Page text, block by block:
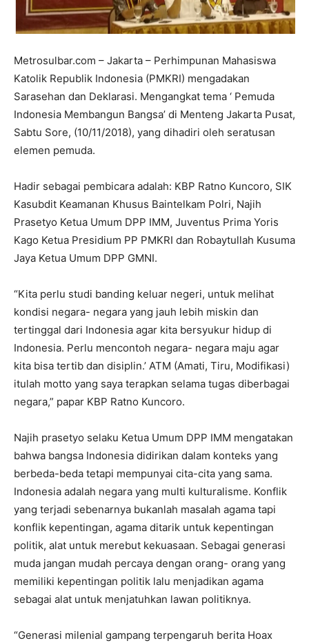
Metrosulbar.com – Jakarta – Perhimpunan Mahasiswa
Katolik Republik Indonesia (PMKRI) mengadakan
Sarasehan dan Deklarasi. Mengangkat tema ‘ Pemuda
Indonesia Membangun Bangsa’ di Menteng Jakarta Pusat,
Sabtu Sore, (10/11/2018), yang dihadiri oleh seratusan
elemen pemuda.
Hadir sebagai pembicara adalah: KBP Ratno Kuncoro, SIK
Kasubdit Keamanan Khusus Baintelkam Polri, Najih
Prasetyo Ketua Umum DPP IMM, Juventus Prima Yoris
Kago Ketua Presidium PP PMKRI dan Robaytullah Kusuma
Jaya Ketua Umum DPP GMNI.
“Kita perlu studi banding keluar negeri, untuk melihat
kondisi negara- negara yang jauh lebih miskin dan
tertinggal dari Indonesia agar kita bersyukur hidup di
Indonesia. Perlu mencontoh negara- negara maju agar
kita bisa tertib dan disiplin.’ ATM (Amati, Tiru, Modifikasi)
itulah motto yang saya terapkan selama tugas diberbagai
negara,” papar KBP Ratno Kuncoro.
Najih prasetyo selaku Ketua Umum DPP IMM mengatakan
bahwa bangsa Indonesia didirikan dalam konteks yang
berbeda-beda tetapi mempunyai cita-cita yang sama.
Indonesia adalah negara yang multi kulturalisme. Konflik
yang terjadi sebenarnya bukanlah masalah agama tapi
konflik kepentingan, agama ditarik untuk kepentingan
politik, alat untuk merebut kekuasaan. Sebagai generasi
muda jangan mudah percaya dengan orang- orang yang
memiliki kepentingan politik lalu menjadikan agama
sebagai alat untuk menjatuhkan lawan politiknya.
“Generasi milenial gampang terpengaruh berita Hoax